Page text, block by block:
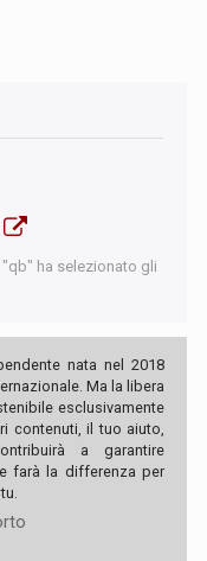
ha selezionato gli
nata nel 2018
Ma la libera
esclusivamente
contenuti, il tuo aiuto,
a garantire
farà la differenza per